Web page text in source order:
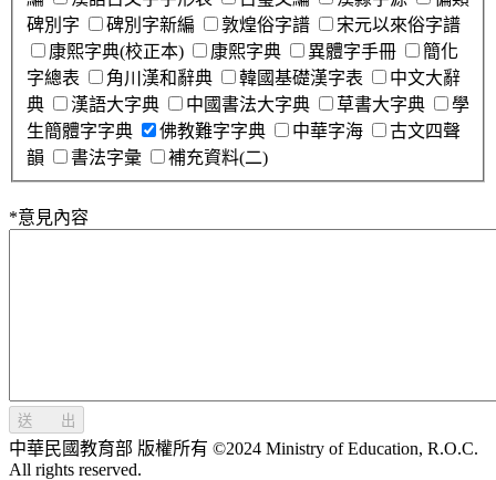
碑別字
碑別字新編 敦煌俗字譜
宋元以來俗字譜
康熙字典(校正本)
康熙字典 異體字手冊
簡化
字總表
角川漢和辭典 韓國基礎漢字表
中文大辭
典
漢語大字典 中國書法大字典 草書大字典
學
生簡體字字典
佛教難字字典 中華字海
古文四聲
韻
書法字彙 補充資料(二)
*意見內容
送 出
中華民國教育部 版權所有 ©2024 Ministry of Education, R.O.C.
All rights reserved.